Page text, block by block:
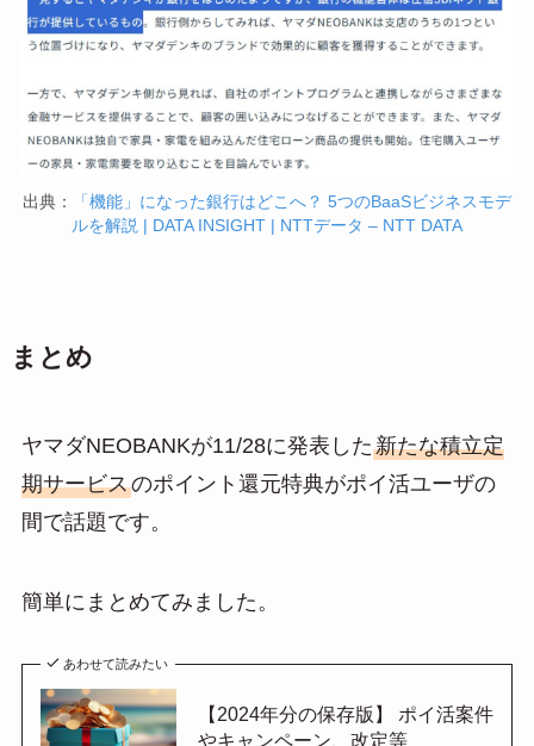
出典：
「機能」になった銀行はどこへ？ 5つのBaaSビジネスモデ
ルを解説 | DATA INSIGHT | NTTデータ – NTT DATA
まとめ
ヤマダNEOBANKが11/28に発表した新たな積立定
期サービスのポイント還元特典がポイ活ユーザの
間で話題です。
簡単にまとめてみました。
あわせて読みたい
【2024年分の保存版】 ポイ活案件
やキャンペーン、改定等